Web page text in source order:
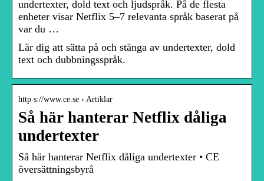
undertexter, dold text och ljudspråk. På de flesta
enheter visar Netflix 5–7 relevanta språk baserat på
var du …
Lär dig att sätta på och stänga av undertexter, dold
text och dubbningsspråk.
http s://www.ce.se › Artiklar
Så här hanterar Netflix dåliga
undertexter
Så här hanterar Netflix dåliga undertexter • CE
översättningsbyrå